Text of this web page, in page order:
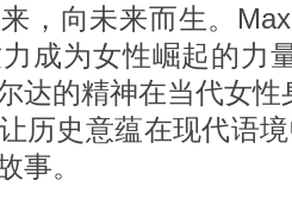
向未来而生。Max
成为女性崛起的力
达的精神在当代女
历史意蕴在现代语
事。